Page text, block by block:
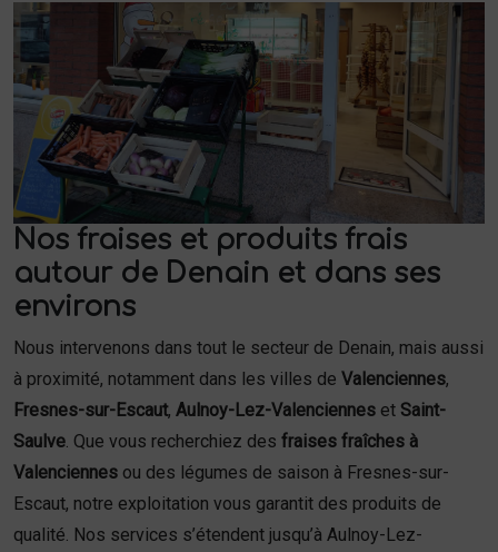
Nos fraises et produits frais
autour de Denain et dans ses
environs
Nous intervenons dans tout le secteur de Denain, mais aussi
à proximité, notamment dans les villes de Valenciennes,
Fresnes-sur-Escaut, Aulnoy-Lez-Valenciennes et Saint-
Saulve . Que vous recherchiez des fraises fraîches à
Valenciennes ou des légumes de saison à Fresnes-sur-
Escaut, notre exploitation vous garantit des produits de
qualité. Nos services s’étendent jusqu’à Aulnoy-Lez-